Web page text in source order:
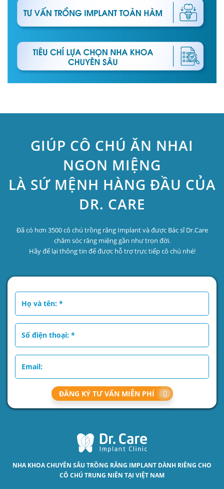
GIÚP CÔ CHÚ ĂN NHAI
NGON MIỆNG
LÀ SỨ MỆNH HÀNG ĐẦU CỦA
DR. CARE
Đã có hơn 3500 cô chú trồng răng Implant và được Bác sĩ Dr.Care
chăm sóc răng miệng gần như trọn đời.
Hãy để lại thông tin để được hỗ trợ trực tiếp cô chú nhé!
ĐĂNG KÝ TƯ VẤN MIỄN PHÍ
NHA KHOA CHUYÊN SÂU TRỒNG RĂNG IMPLANT DÀNH RIÊNG CHO
CÔ CHÚ TRUNG NIÊN TẠI VIỆT NAM